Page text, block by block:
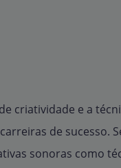
criatividade e a
de sucesso.
sonoras como